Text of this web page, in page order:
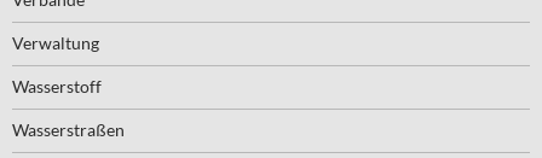
Verwaltung
Wasserstoff
Wasserstraßen